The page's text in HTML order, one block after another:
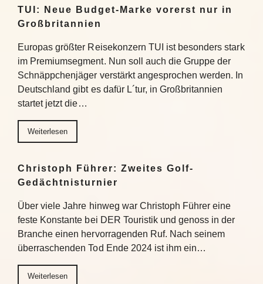
TUI: Neue Budget-Marke vorerst nur in
Großbritannien
Europas größter Reisekonzern TUI ist besonders stark
im Premiumsegment. Nun soll auch die Gruppe der
Schnäppchenjäger verstärkt angesprochen werden. In
Deutschland gibt es dafür L´tur, in Großbritannien
startet jetzt die…
Weiterlesen
Christoph Führer: Zweites Golf-
Gedächtnisturnier
Über viele Jahre hinweg war Christoph Führer eine
feste Konstante bei DER Touristik und genoss in der
Branche einen hervorragenden Ruf. Nach seinem
überraschenden Tod Ende 2024 ist ihm ein…
Weiterlesen